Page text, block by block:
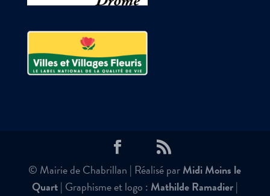
© Mairie de Chabrillan | Réalisé parMidi Moins le
Quart| Graphisme et logo : Mathilde Ramadier|